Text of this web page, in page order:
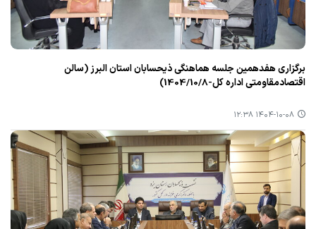
برگزاری هفدهمین جلسه هماهنگی ذیحسابان استان البرز (سالن
اقتصادمقاومتی اداره کل-1404/10/8)
۱۴۰۴-۱۰-۰۸ ۱۲:۳۸